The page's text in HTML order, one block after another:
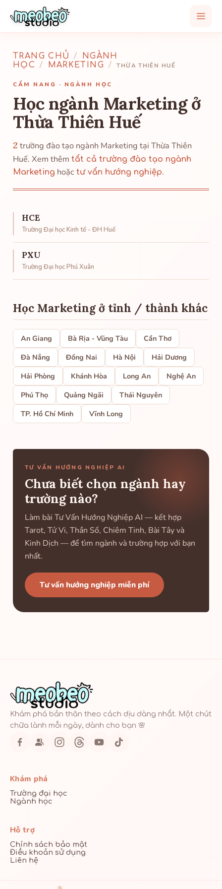
TRANG CHỦ /
NGÀNH
HỌC
/ MARKETING / THỪA THIÊN HUẾ
CẨM NANG · NGÀNH HỌC
Học ngành Marketing ở
Thừa Thiên Huế
2 trường đào tạo ngành Marketing tại Thừa Thiên
Huế. Xem thêm tất cả trường đào tạo ngành
Marketing hoặc tư vấn hướng nghiệp.
HCE
Trường Đại học Kinh tế - ĐH Huế
PXU
Trường Đại học Phú Xuân
Học Marketing ở tỉnh / thành khác
An Giang Bà Rịa - Vũng Tàu
Cần Thơ
Đà Nẵng
Đồng Nai Hà Nội
Hải Dương
Hải Phòng
Khánh Hòa Long An
Nghệ An
Phú Thọ
Quảng Ngãi
Thái Nguyên
TP. Hồ Chí Minh
Vĩnh Long
TƯ VẤN HƯỚNG NGHIỆP AI
Chưa biết chọn ngành hay
trường nào?
Làm bài Tư Vấn Hướng Nghiệp AI — kết hợp
Tarot, Tử Vi, Thần Số, Chiêm Tinh, Bài Tây và
Kinh Dịch — để tìm ngành và trường hợp với bạn
nhất.
Tư vấn hướng nghiệp miễn phí
Khám phá bản thân theo cách dịu dàng nhất. Một chút
chữa lành mỗi ngày, dành cho bạn 🌸
Khám phá
Trường đại học
Ngành học
Hỗ trợ
Chính sách bảo mật
Điều khoản sử dụng
Liên hệ